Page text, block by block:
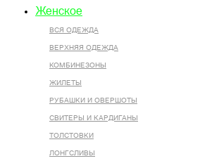
Женское
ВСЯ ОДЕЖДА
ВЕРХНЯЯ ОДЕЖДА
КОМБИНЕЗОНЫ
ЖИЛЕТЫ
РУБАШКИ И ОВЕРШОТЫ
СВИТЕРЫ И КАРДИГАНЫ
ТОЛСТОВКИ
ЛОНГСЛИВЫ